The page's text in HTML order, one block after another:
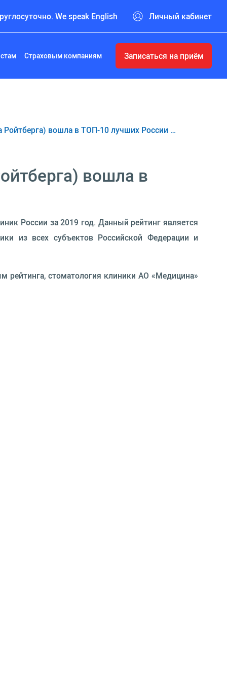
We speak English Личный кабинет
Страховым компаниям Записаться на приём
вошла в ТОП-10 лучших России …
вошла в
России за 2019 год. Данный рейтинг является
из всех субъектов Российской Федерации и
рейтинга, стоматология клиники АО «Медицина»